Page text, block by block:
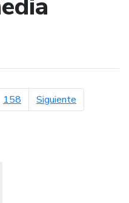
de búsqueda
158 Siguiente